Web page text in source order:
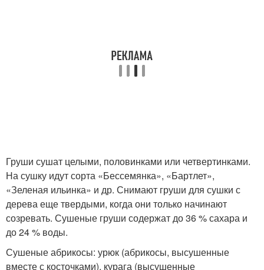
Груши сушат целыми, половинками или четвертинками.
На сушку идут сорта «Бессемянка», «Бартлет»,
«Зеленая ильинка» и др. Снимают груши для сушки с
дерева еще твердыми, когда они только начинают
созревать. Сушеные груши содержат до 36 % сахара и
до 24 % воды.
Сушеные абрикосы: урюк (абрикосы, высушенные
вместе с косточками), курага (высушенные